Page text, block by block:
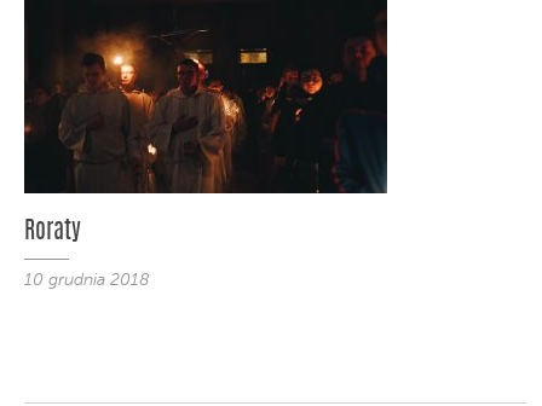
Roraty
10 grudnia 2018